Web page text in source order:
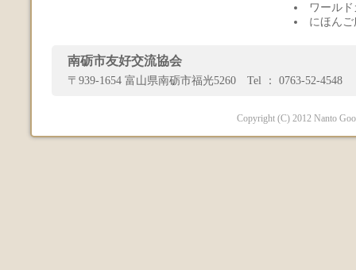
ワール
にほん
南砺市友好交流協会
〒939-1654 富山県南砺市福光5260 Tel ： 0763-52-
Copyright (C) 2012 Nanto